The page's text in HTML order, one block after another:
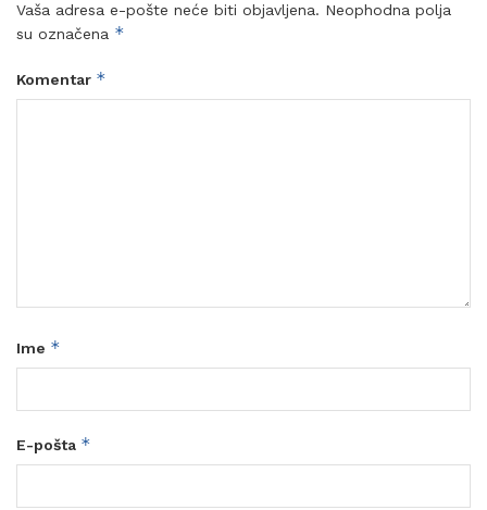
Vaša adresa e-pošte neće biti objavljena. Neophodna polja
su označena *
Komentar *
Ime *
E-pošta *